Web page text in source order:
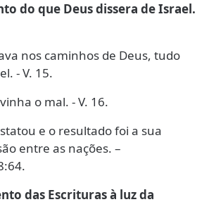
do que Deus dissera de Israel.
nos caminhos de Deus, tudo
- V. 15.
o mal. - V. 16.
e o resultado foi a sua
entre as nações. –
das Escrituras à luz da